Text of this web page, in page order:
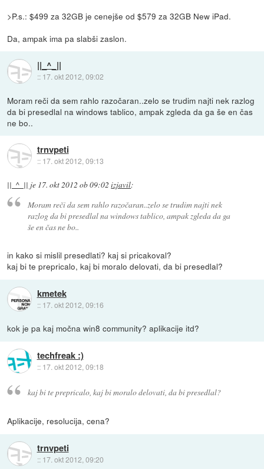
>P.s.: $499 za 32GB je cenejše od $579 za 32GB New iPad.
Da, ampak ima pa slabši zaslon.
||_^_||
:: 17. okt 2012, 09:02
Moram reči da sem rahlo razočaran..zelo se trudim najti nek razlog
da bi presedlal na windows tablico, ampak zgleda da ga še en čas
ne bo..
trnvpeti
:: 17. okt 2012, 09:13
||_^_|| je 17. okt 2012 ob 09:02 izjavil:
Moram reči da sem rahlo razočaran..zelo se trudim najti nek
razlog da bi presedlal na windows tablico, ampak zgleda da ga
še en čas ne bo..
in kako si mislil presedlati? kaj si pricakoval?
kaj bi te prepricalo, kaj bi moralo delovati, da bi presedlal?
kmetek
:: 17. okt 2012, 09:16
kok je pa kaj močna win8 community? aplikacije itd?
techfreak :)
:: 17. okt 2012, 09:18
kaj bi te prepricalo, kaj bi moralo delovati, da bi presedlal?
Aplikacije, resolucija, cena?
trnvpeti
:: 17. okt 2012, 09:20